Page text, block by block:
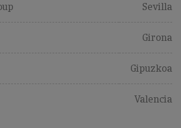
Sevilla
Girona
Gipuzkoa
Valencia